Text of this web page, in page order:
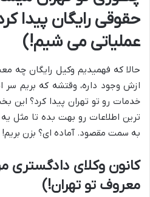
حقوقی رایگان پیدا
عملیاتی می شیم!)
حالا که فهمیدیم وکیل رایگان چه
ازش وجود داره، وقتشه که بریم
خدمات رو تو تهران پیدا کرد؟ این
ترین اطلاعات رو بهت بده تا مثل یه
به سمت مقصود. آماده ای؟ بزن بریم!
کانون وکلای دادگستری
معروف تو تهران!)